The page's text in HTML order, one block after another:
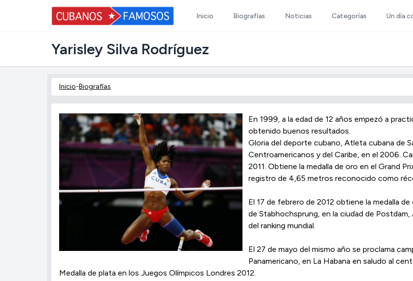
Inicio Biografías Noticias Categorías Un día
Yarisley Silva Rodríguez
Inicio-Biografías
En 1999, a la edad de 12 años empezó a
obtenido buenos resultados.
Gloria del deporte cubano, Atleta cubana de
Centroamericanos y del Caribe, en el 2006.
2011. Obtiene la medalla de oro en el Grand
registro de 4,65 metros reconocido como
El 17 de febrero de 2012 obtiene la medalla
de Stabhochsprung, en la ciudad de
del ranking mundial.
El 27 de mayo del mismo año se proclama
Panamericano, en La Habana en saludo al
Medalla de plata en los Juegos Olímpicos Londres 2012.